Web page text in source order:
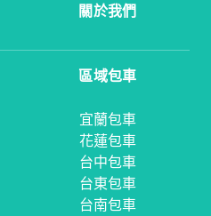
關於我們
區域包車
宜蘭包車
花蓮包車
台中包車
台東包車
台南包車